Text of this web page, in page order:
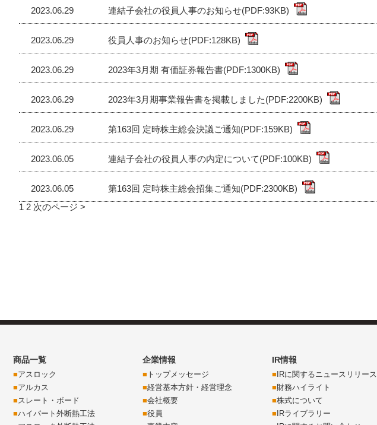
2023.06.29 連結子会社の役員人事のお知らせ(PDF:93KB)
2023.06.29 役員人事のお知らせ(PDF:128KB)
2023.06.29 2023年3月期 有価証券報告書(PDF:1300KB)
2023.06.29 2023年3月期事業報告書を掲載しました(PDF:2200KB)
2023.06.29 第163回 定時株主総会決議ご通知(PDF:159KB)
2023.06.05 連結子会社の役員人事の内定について(PDF:100KB)
2023.06.05
第163回 定時株主総会招集ご通知(PDF:2300KB)
1 2 次のページ >
商品一覧
アスロック
アルカス
スレート・ボード
ハイパート外断熱工法
企業情報
トップメッセージ
経営基本方針・経営理念
会社概要
役員
IR情報
IRに関するニュースリリース
財務ハイライト
株式について
IRライブラリー